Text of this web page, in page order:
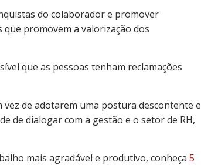
do colaborador e promover
promovem a valorização dos
que as pessoas tenham reclamações
de adotarem uma postura descontente e
de dialogar com a gestão e o setor de RH,
mais agradável e produtivo, conheça 5